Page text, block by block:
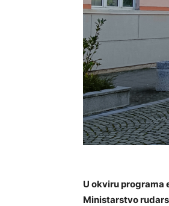
U okviru programa
Ministarstvo